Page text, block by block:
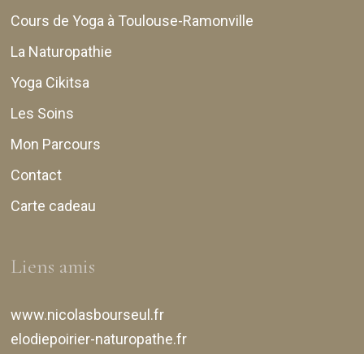
Cours de Yoga à Toulouse-Ramonville
La Naturopathie
Yoga Cikitsa
Les Soins
Mon Parcours
Contact
Carte cadeau
Liens amis
www.nicolasbourseul.fr
elodiepoirier-naturopathe.fr